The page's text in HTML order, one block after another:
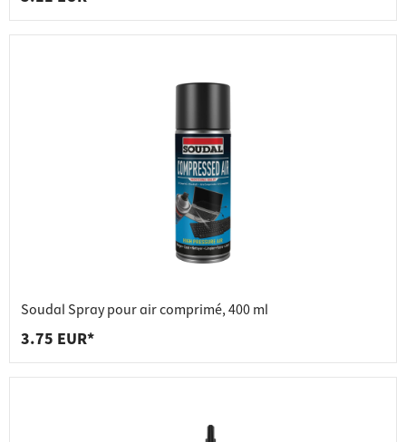
Soudal Spray pour air comprimé, 400 ml
3.75 EUR*